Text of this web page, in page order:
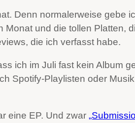
Denn normalerweise gebe
und die tollen Platten,
die ich verfasst habe.
ich im Juli fast kein Album
Spotify-Playlisten oder
eine EP. Und zwar